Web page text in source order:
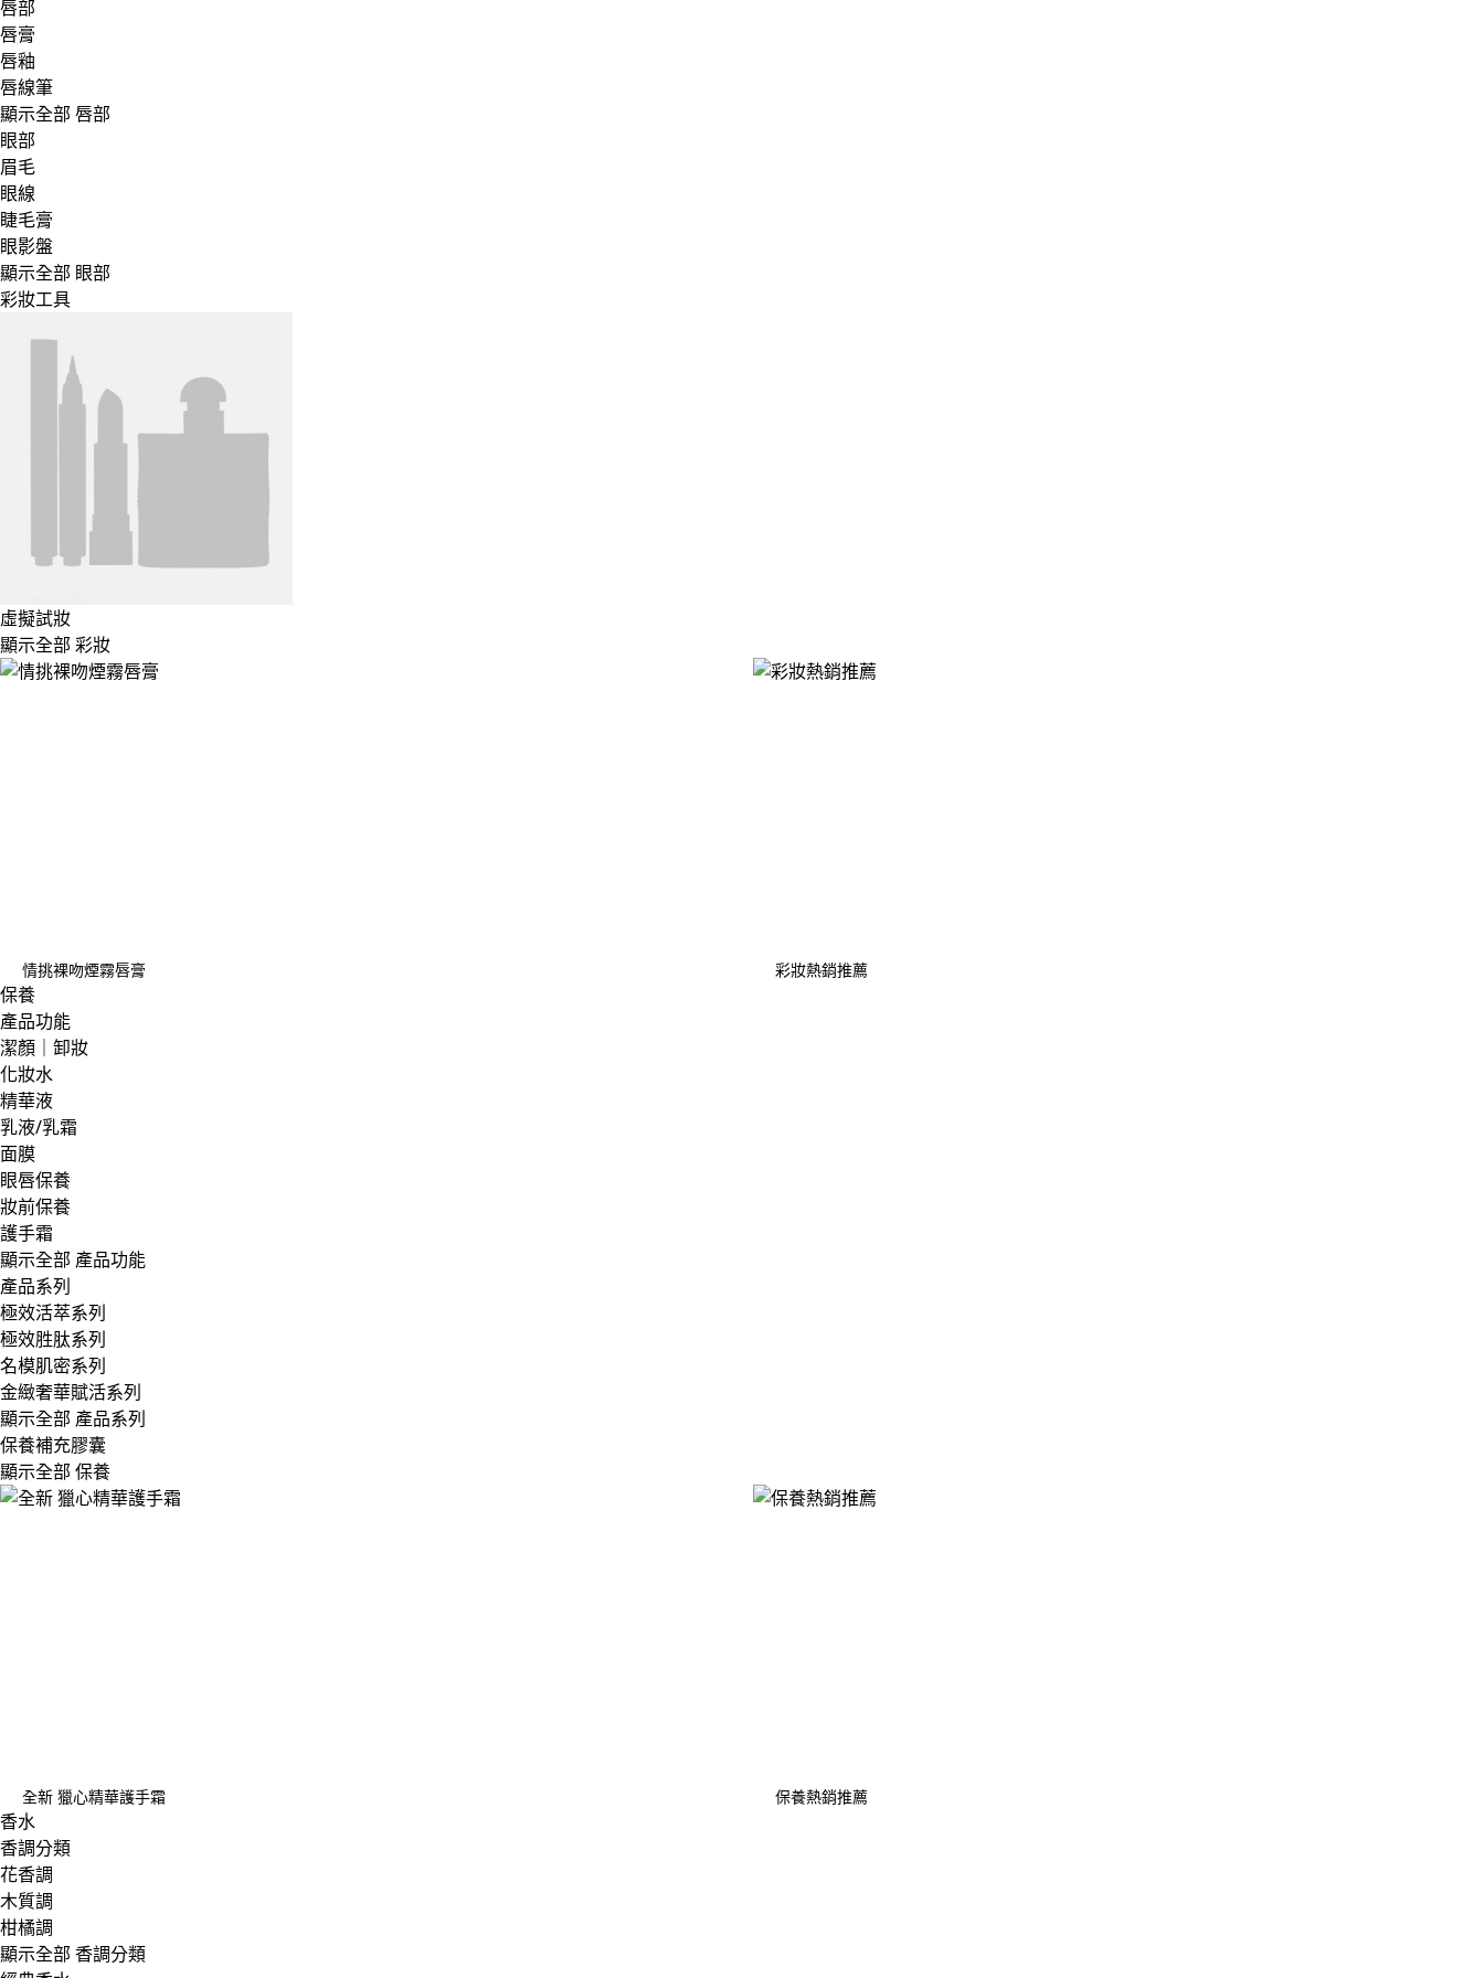
唇部
唇膏
唇釉
唇線筆
顯示全部 唇部
眼部
眉毛
眼線
睫毛膏
眼影盤
顯示全部 眼部
彩妝工具
虛擬試妝
顯示全部 彩妝
情挑裸吻煙霧唇膏 彩妝熱銷推薦
保養
產品功能
潔顏｜卸妝
化妝水
精華液
乳液/乳霜
面膜
眼唇保養
妝前保養
護手霜
顯示全部 產品功能
產品系列
極效活萃系列
極效胜肽系列
名模肌密系列
金緻奢華賦活系列
顯示全部 產品系列
保養補充膠囊
顯示全部 保養
全新 獵心精華護手霜 保養熱銷推薦
香水
香調分類
花香調
木質調
柑橘調
顯示全部 香調分類